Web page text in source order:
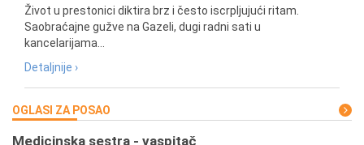
Život u prestonici diktira brz i često iscrpljujući ritam.
Saobraćajne gužve na Gazeli, dugi radni sati u
kancelarijama...
Detaljnije ›
OGLASI ZA POSAO
Medicinska sestra - vaspitač